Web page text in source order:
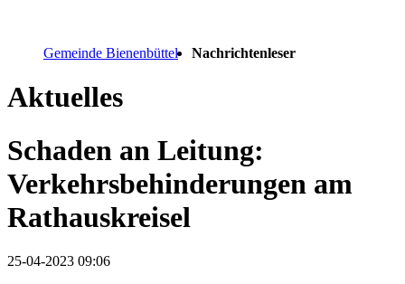
Gemeinde Bienenbüttel Nachrichtenleser
Aktuelles
Schaden an Leitung:
Verkehrsbehinderungen am
Rathauskreisel
25-04-2023 09:06